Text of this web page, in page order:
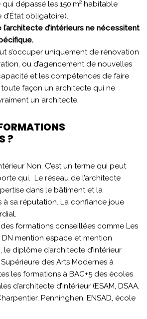
dépassé les 150 m² habitable
obligatoire).
d’intérieurs ne nécessitent
s’occuper uniquement de rénovation
ou d’agencement de nouvelles
et les compétences de faire
façon un architecte qui ne
un architecte.
?
Non. C’est un terme qui peut
qui. Le réseau de l’architecte
dans le bâtiment et la
à sa réputation. La confiance joue
formations conseillées comme Les
mention espace et mention
le diplôme d’architecte d’intérieur
des Arts Modernes à
les formations à BAC+5 des écoles
d’architecte d’intérieur (ESAM, DSAA,
Penninghen, ENSAD, école